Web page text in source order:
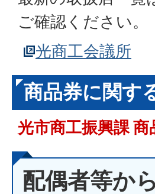
ご確認ください。
光商工会議所
商品券に関す
光市商工振興課
配偶者等か